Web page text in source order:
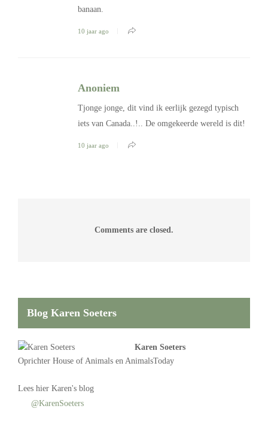
banaan.
10 jaar ago
Anoniem
Tjonge jonge, dit vind ik eerlijk gezegd typisch
iets van Canada..!.. De omgekeerde wereld is dit!
10 jaar ago
Comments are closed.
Blog Karen Soeters
Karen Soeters
Oprichter House of Animals en AnimalsToday
Lees hier Karen's blog
@KarenSoeters